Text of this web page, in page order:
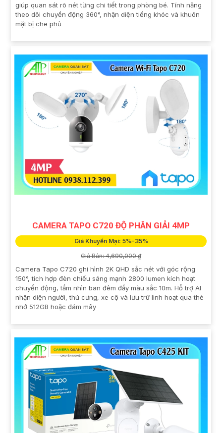
giúp quan sát rõ nét từng chi tiết trong phòng bé. Tính năng
theo dõi chuyển động 360°, nhận diện tiếng khóc và khuôn
mặt bị che phủ
CAMERA TAPO C720 ĐỘ PHÂN GIẢI 4MP
Giá Khuyến Mại: 5%-35%
Giá Bán: 4,690,000 ₫
Camera Tapo C720 ghi hình 2K QHD sắc nét với góc rộng
150°, tích hợp đèn chiếu sáng mạnh 2800 lumen kích hoạt
chuyển động, tầm nhìn ban đêm đầy màu sắc 10m. Hỗ trợ AI
nhận diện người, thú cưng, xe cộ và lưu trữ linh hoạt qua thẻ
nhớ 512GB hoặc đám mây